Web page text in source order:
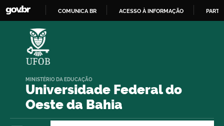
COMUNICA BR ACESSO À INFORMAÇÃO
Universidade Federal do
Oeste da Bahia
MINISTÉRIO DA EDUCAÇÃO